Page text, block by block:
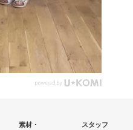
素材・
スタッフ